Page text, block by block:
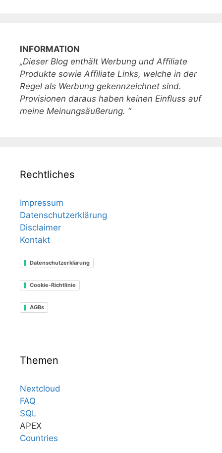
INFORMATION
„Dieser Blog enthält Werbung und Affiliate
Produkte sowie Affiliate Links, welche in der
Regel als Werbung gekennzeichnet sind.
Provisionen daraus haben keinen Einfluss auf
meine Meinungsäußerung. “
Rechtliches
Impressum
Datenschutzerklärung
Disclaimer
Kontakt
Datenschutzerklärung
Cookie-Richtlinie
AGBs
Themen
Nextcloud
FAQ
SQL
APEX
Countries